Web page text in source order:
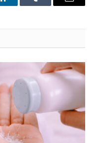
LinkedInTumblr Email